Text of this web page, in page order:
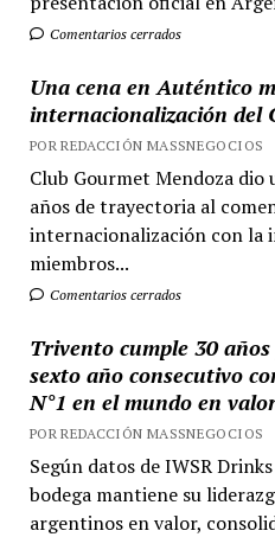
Comentarios cerrados
Una cena en Auténtico
internacionalización del
POR REDACCIÓN MASSNEGOCIOS
Club Gourmet Mendoza dio
años de trayectoria al
internacionalización con la
miembros...
Comentarios cerrados
Trivento cumple 30
sexto año consecutivo
N°1 en el mundo en
POR REDACCIÓN MASSNEGOCIOS
Según datos de IWSR
bodega mantiene su
argentinos en valor,